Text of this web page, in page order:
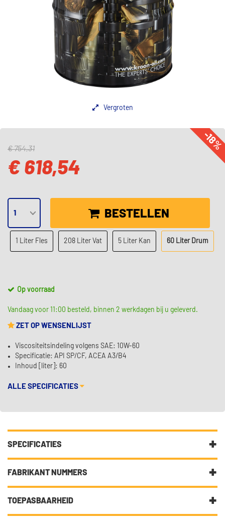
Vergroten
-18%
€ 754,31
€ 618,54
BESTELLEN
1 Liter Fles 208 Liter Vat 5 Liter Kan 60 Liter Drum
Op voorraad
Vandaag voor 11:00 besteld, binnen 2 werkdagen bij u geleverd.
ZET OP WENSENLIJST
Viscositeitsindeling volgens SAE: 10W-60
Specificatie: API SP/CF, ACEA A3/B4
Inhoud [liter]: 60
ALLE SPECIFICATIES
SPECIFICATIES
Fabrikantcode
Merk Kroon Oil
FABRIKANT NUMMERS
10W-60
ACEA A3/B4
TOEPASBAARHEID